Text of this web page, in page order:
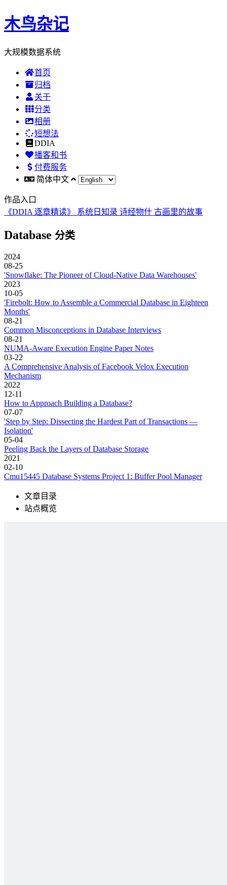
木鸟杂记
大规模数据系统
首页
归档
关于
分类
相册
短想法
DDIA
播客和书
付费服务
简体中文
作品入口
《DDIA 逐章精读》 系统日知录 诗经物什 古画里的故事
Database 分类
2024
08-25
'Snowflake: The Pioneer of Cloud-Native Data Warehouses'
2023
10-05
'Firebolt: How to Assemble a Commercial Database in Eighteen
Months'
08-21
Common Misconceptions in Database Interviews
08-21
NUMA-Aware Execution Engine Paper Notes
03-22
A Comprehensive Analysis of Facebook Velox Execution
Mechanism
2022
12-11
How to Approach Building a Database?
07-07
'Step by Step: Dissecting the Hardest Part of Transactions —
Isolation'
05-04
Peeling Back the Layers of Database Storage
2021
02-10
Cmu15445 Database Systems Project 1: Buffer Pool Manager
文章目录
站点概览